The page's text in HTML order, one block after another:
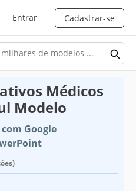
Entrar Cadastrar-se
Médicos
Modelo
Google